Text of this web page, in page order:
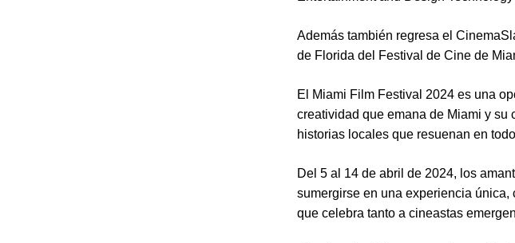
Además también regresa el
de Florida del Festival de Cine de
El Miami Film Festival 2024 es una
creatividad que emana de Miami y
historias locales que resuenan en
Del 5 al 14 de abril de 2024, los
sumergirse en una experiencia
que celebra tanto a cineastas